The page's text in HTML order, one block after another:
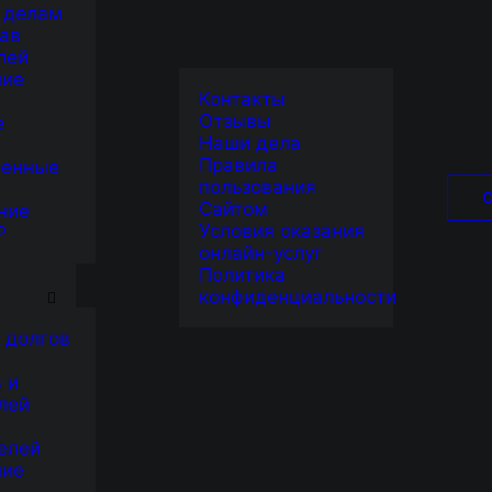
и
Контакты
Отзывы
Наши дела
Правила
пользования
Сайтом
Условия оказания
онлайн-услуг
Политика
конфиденциальности